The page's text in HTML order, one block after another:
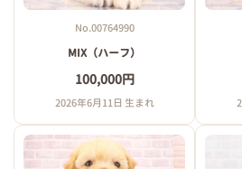
No.00764990
MIX（ハーフ）
100,000円
2026年6月11日 生まれ